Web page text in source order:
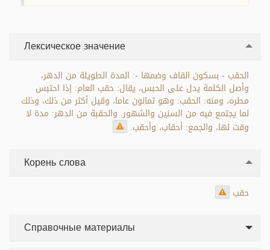
Лексическое значение
الحقب - بسكون القاف وضمها -: المدة الطويلة من الدهر،
وأصل الكلمة يدل على الحبس، يقال: حقب العام: إذا احتبس
مطره، ومنه: الحقب: وهو ثمانون عاما، وقيل أكثر من ذلك، وذلك
لما يجتمع فيه من السنين والشهور. والحقبة من الدهر: مدة لا
وقت لها، والجمع: أحقاب، وأحقب.
Корень слова
حقب
Справочные материалы